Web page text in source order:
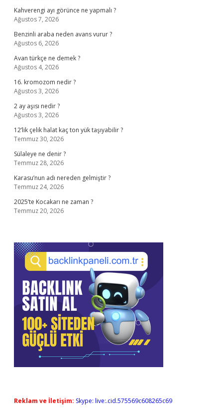
Kahverengi ayı görünce ne yapmalı ?
Ağustos 7, 2026
Benzinli araba neden avans vurur ?
Ağustos 6, 2026
Avan türkçe ne demek ?
Ağustos 4, 2026
16. kromozom nedir ?
Ağustos 3, 2026
2 ay aşısı nedir ?
Ağustos 3, 2026
12’lik çelik halat kaç ton yük taşıyabilir ?
Temmuz 30, 2026
Sülaleye ne denir ?
Temmuz 28, 2026
Karasu’nun adı nereden gelmiştir ?
Temmuz 24, 2026
2025’te Kocakarı ne zaman ?
Temmuz 20, 2026
Reklam ve İletişim: Skype: live:.cid.575569c608265c69